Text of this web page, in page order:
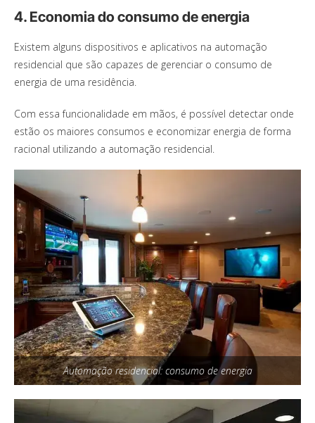
4. Economia do consumo de energia
Existem alguns dispositivos e aplicativos na automação
residencial que são capazes de gerenciar o consumo de
energia de uma residência.
Com essa funcionalidade em mãos, é possível detectar onde
estão os maiores consumos e economizar energia de forma
racional utilizando a automação residencial.
Automação residencial: consumo de energia